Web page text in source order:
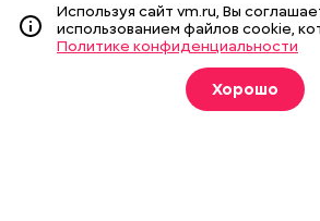
Издание создано при финансовой
средств массовой информации и
На сайте применяются
(информационные технологии
Используя сайт vm.ru, Вы
использованием файлов cookie,
Политике конфиденциальности
Хорошо